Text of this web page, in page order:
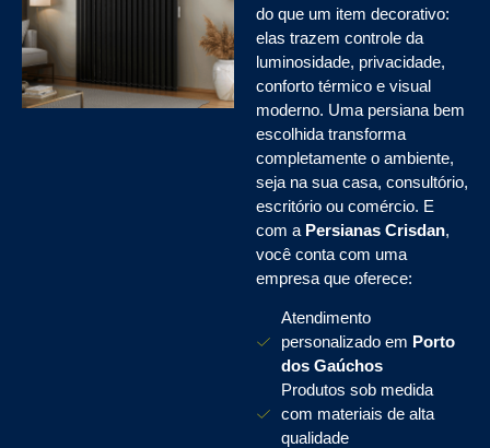
do que um item decorativo:
elas trazem controle da
luminosidade, privacidade,
conforto térmico e visual
moderno. Uma persiana bem
escolhida transforma
completamente o ambiente,
seja na sua casa, consultório,
escritório ou comércio. E
com a Persianas Crisdan,
você conta com uma
empresa que oferece:
Atendimento
personalizado em Porto
dos Gaúchos
Produtos sob medida
com materiais de alta
qualidade